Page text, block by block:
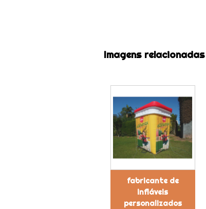
Imagens relacionadas
fabricante de
infláveis
personalizados